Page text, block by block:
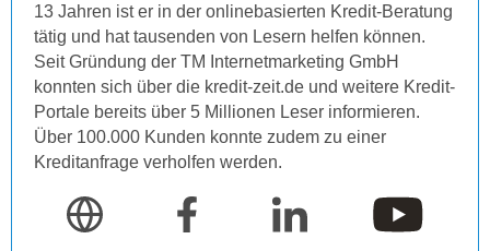
13 Jahren ist er in der onlinebasierten Kredit-Beratung
tätig und hat tausenden von Lesern helfen können.
Seit Gründung der TM Internetmarketing GmbH
konnten sich über die kredit-zeit.de und weitere Kredit-
Portale bereits über 5 Millionen Leser informieren.
Über 100.000 Kunden konnte zudem zu einer
Kreditanfrage verholfen werden.